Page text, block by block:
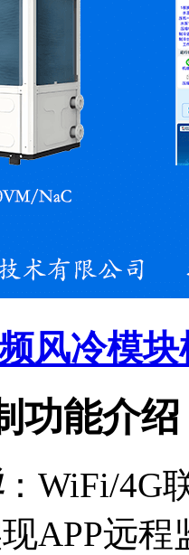
风冷模
功能介绍
：WiFi/4G
APP远